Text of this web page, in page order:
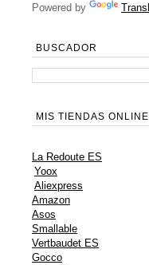
Powered by
BUSCADOR
MIS TIENDAS
La Redoute ES
Yoox
Aliexpress
Amazon
Asos
Smallable
Vertbaudet ES
Gocco